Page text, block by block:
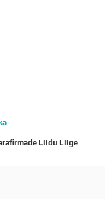
Liidu Liige